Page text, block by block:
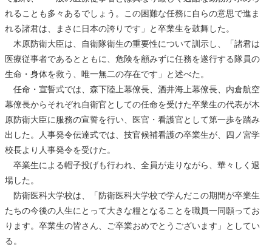
れることも多々あるでしょう。この困難な任務に自らの意思で進ま
れる諸君は、まさに日本の誇りです」と卒業生を鼓舞した。
木原防衛大臣は、自衛隊衛生の重要性について訓示し、「諸君は
医療従事者であるとともに、危険を顧みずに任務を遂行する隊員の
生命・身体を救う、唯一無二の存在です」と述べた。
任命・宣誓式では、森下陸上幕僚長、酒井海上幕僚長、内倉航空
幕僚長からそれぞれ自衛官としての任命を受けた卒業生の代表が木
原防衛大臣に服務の宣誓を行い、医官・看護官として第一歩を踏み
出した。人事発令伝達式では、技官候補看護の卒業生が、四ノ宮学
校長より人事発令を受けた。
卒業生による帽子投げも行われ、全員が走りながら、華々しく退
場した。
防衛医科大学校は、「防衛医科大学校で学んだこの期間が卒業生
たちの今後の人生にとって大きな糧となることを職員一同願ってお
ります。卒業生の皆さん、ご卒業おめでとうございます」としてい
る。